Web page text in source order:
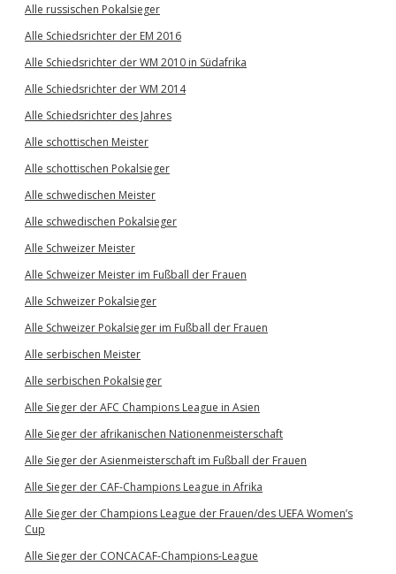
Alle russischen Pokalsieger
Alle Schiedsrichter der EM 2016
Alle Schiedsrichter der WM 2010 in Südafrika
Alle Schiedsrichter der WM 2014
Alle Schiedsrichter des Jahres
Alle schottischen Meister
Alle schottischen Pokalsieger
Alle schwedischen Meister
Alle schwedischen Pokalsieger
Alle Schweizer Meister
Alle Schweizer Meister im Fußball der Frauen
Alle Schweizer Pokalsieger
Alle Schweizer Pokalsieger im Fußball der Frauen
Alle serbischen Meister
Alle serbischen Pokalsieger
Alle Sieger der AFC Champions League in Asien
Alle Sieger der afrikanischen Nationenmeisterschaft
Alle Sieger der Asienmeisterschaft im Fußball der Frauen
Alle Sieger der CAF-Champions League in Afrika
Alle Sieger der Champions League der Frauen/des UEFA Women’s
Cup
Alle Sieger der CONCACAF-Champions-League